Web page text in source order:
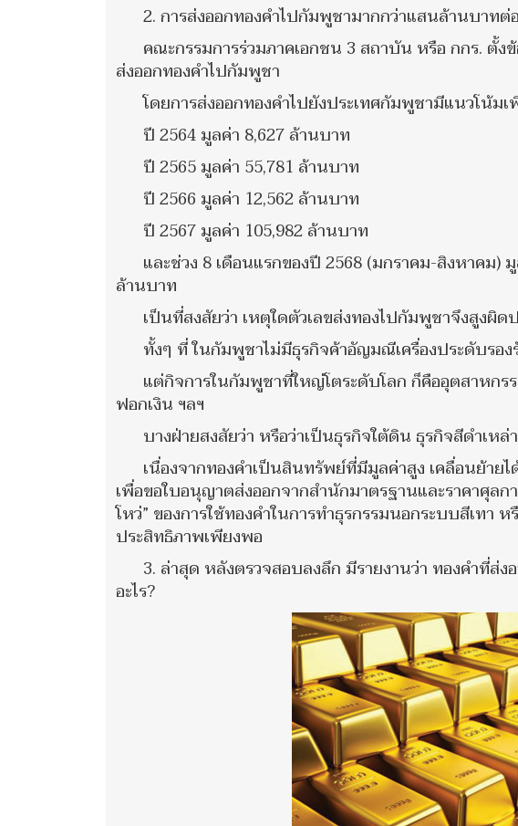
2. การส่งออกทองคำไปกัมพูชามากกว่าแสนล้านบาท
คณะกรรมการร่วมภาคเอกชน 3 สถาบัน หรือ กกร. ตั้ง
ส่งออกทองคำไปกัมพูชา
โดยการส่งออกทองคำไปยังประเทศกัมพูชามีแนวโน้ม
ปี 2564 มูลค่า 8,627 ล้านบาท
ปี 2565 มูลค่า 55,781 ล้านบาท
ปี 2566 มูลค่า 12,562 ล้านบาท
ปี 2567 มูลค่า 105,982 ล้านบาท
และช่วง 8 เดือนแรกของปี 2568 (มกราคม-สิงหาคม)
ล้านบาท
เป็นที่สงสัยว่า เหตุใดตัวเลขส่งทองไปกัมพูชาจึงสูง
ทั้งๆ ที่ ในกัมพูชาไม่มีธุรกิจค้าอัญมณีเครื่องประดับรอ
แต่กิจการในกัมพูชาที่ใหญ่โตระดับโลก ก็คืออุตสาหกร
ฟอกเงิน ฯลฯ
บางฝ่ายสงสัยว่า หรือว่าเป็นธุรกิจใต้ดิน ธุรกิจสีดำเห
เนื่องจากทองคำเป็นสินทรัพย์ที่มีมูลค่าสูง เคลื่อนย้าย
เพื่อขอใบอนุญาตส่งออกจากสำนักมาตรฐานและราคาศุล
โหว่” ของการใช้ทองคำในการทำธุรกรรมนอกระบบสีเทา
ประสิทธิภาพเพียงพอ
3. ล่าสุด หลังตรวจสอบลงลึก มีรายงานว่า ทองคำที่
อะไร?